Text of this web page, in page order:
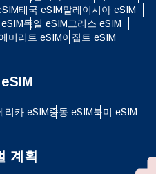
태국 eSIM말레이시아 eSIM
독일 eSIM그리스 eSIM
미리트 eSIM이집트 eSIM
리카 eSIM중동 eSIM북미 eSIM
계획